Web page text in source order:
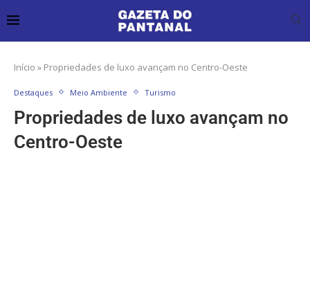
Início » Propriedades de luxo avançam no Centro-Oeste
Destaques Meio Ambiente Turismo
Propriedades de luxo avançam no
Centro-Oeste